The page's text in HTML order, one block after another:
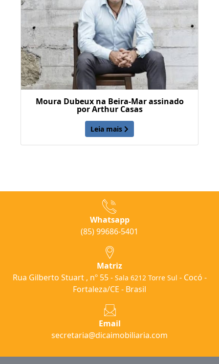
Moura Dubeux na Beira-Mar assinado
por Arthur Casas
Leia mais
Whatsapp
(85) 99686-5401
Matriz
Rua Gilberto Stuart , nº 55 - Sala 6212 Torre Sul - Cocó -
Fortaleza/CE - Brasil
Email
secretaria@dicaimobiliaria.com